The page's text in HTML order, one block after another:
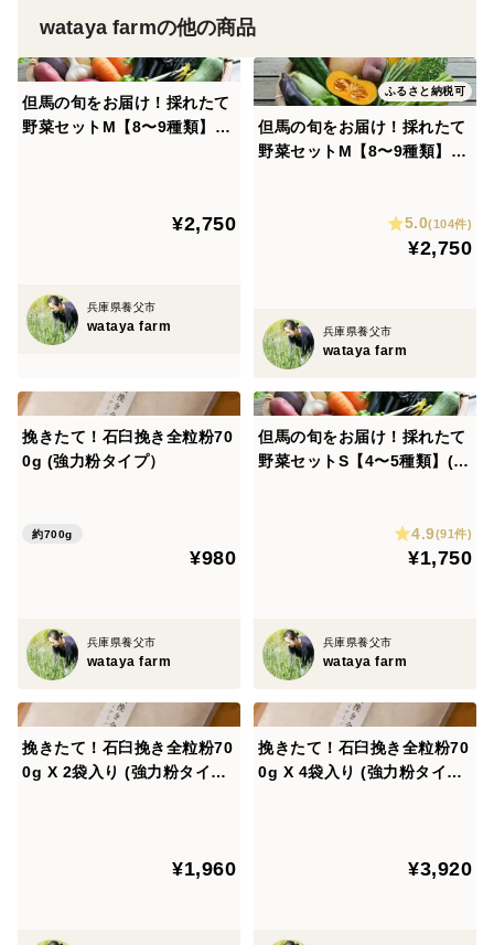
wataya farmの他の商品
但馬の旬をお届け！採れたて
野菜セットM【8〜9種類】(8
¥2,750
兵庫県養父市
wataya farm
ふるさと納税可
但馬の旬をお届け！採れたて
野菜セットM【8〜9種類】(8
5.0(104件)
¥2,750
兵庫県養父市
wataya farm
挽きたて！石臼挽き全粒粉70
0g (強力粉タイプ）
約700g
¥980
兵庫県養父市
wataya farm
但馬の旬をお届け！採れたて
野菜セットS【4〜5種類】(60
4.9(91件)
¥1,750
兵庫県養父市
wataya farm
挽きたて！石臼挽き全粒粉70
0g X 2袋入り (強力粉タイ
¥1,960
挽きたて！石臼挽き全粒粉70
0g X 4袋入り (強力粉タイ
¥3,920